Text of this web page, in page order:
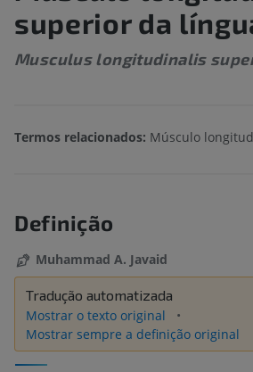
superior da
Musculus longitudinalis
Termos relacionados: Músculo
Definição
Muhammad A. Javaid
Tradução automatizada
Mostrar o texto original
Mostrar sempre a definição original